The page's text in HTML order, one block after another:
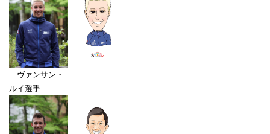
ヴァンサン・
ルイ選手